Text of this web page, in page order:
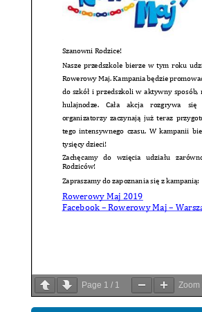
Page 1 / 1 Zoom